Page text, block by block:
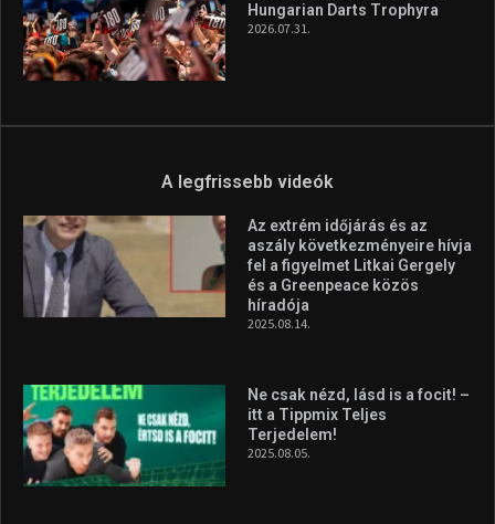
Hungarian Darts Trophyra
2026.07.31.
A legfrissebb videók
Az extrém időjárás és az
aszály következményeire hívja
fel a figyelmet Litkai Gergely
és a Greenpeace közös
híradója
2025.08.14.
Ne csak nézd, lásd is a focit! –
itt a Tippmix Teljes
Terjedelem!
2025.08.05.